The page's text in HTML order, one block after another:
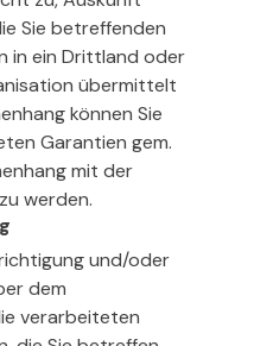
Sie betreffenden
in ein Drittland oder
übermittelt
können Sie
Garantien gem.
mit der
werden.
und/oder
dem
verarbeiteten